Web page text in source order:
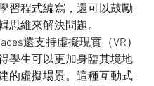
習程式編寫，還可以鼓勵
思維來解決問題。
還支持虛擬現實（VR）
學生可以更加身臨其境地
的虛擬場景。這種互動式